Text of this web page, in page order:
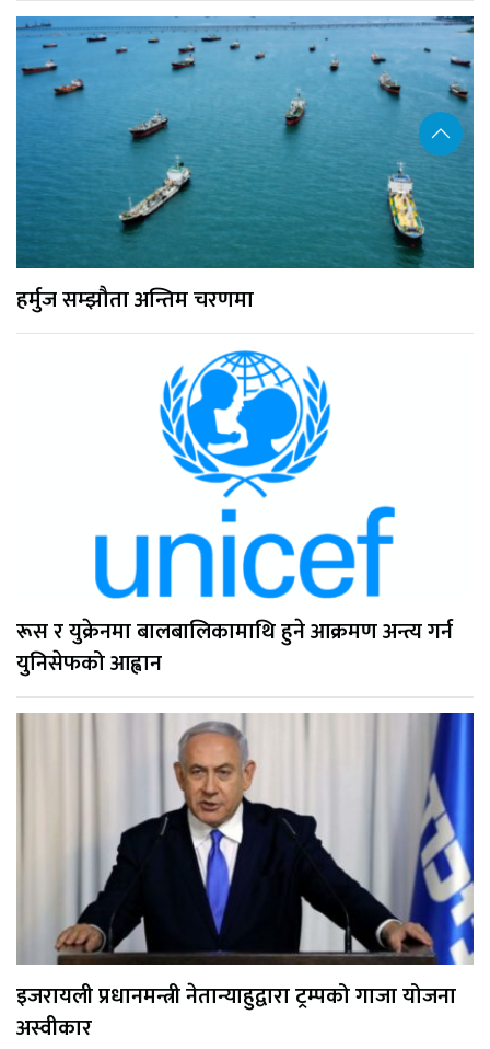
हर्मुज सम्झौता अन्तिम चरणमा
रूस र युक्रेनमा बालबालिकामाथि हुने आक्रमण अन्त्य गर्न
युनिसेफको आह्वान
इजरायली प्रधानमन्त्री नेतान्याहुद्वारा ट्रम्पको गाजा योजना
अस्वीकार